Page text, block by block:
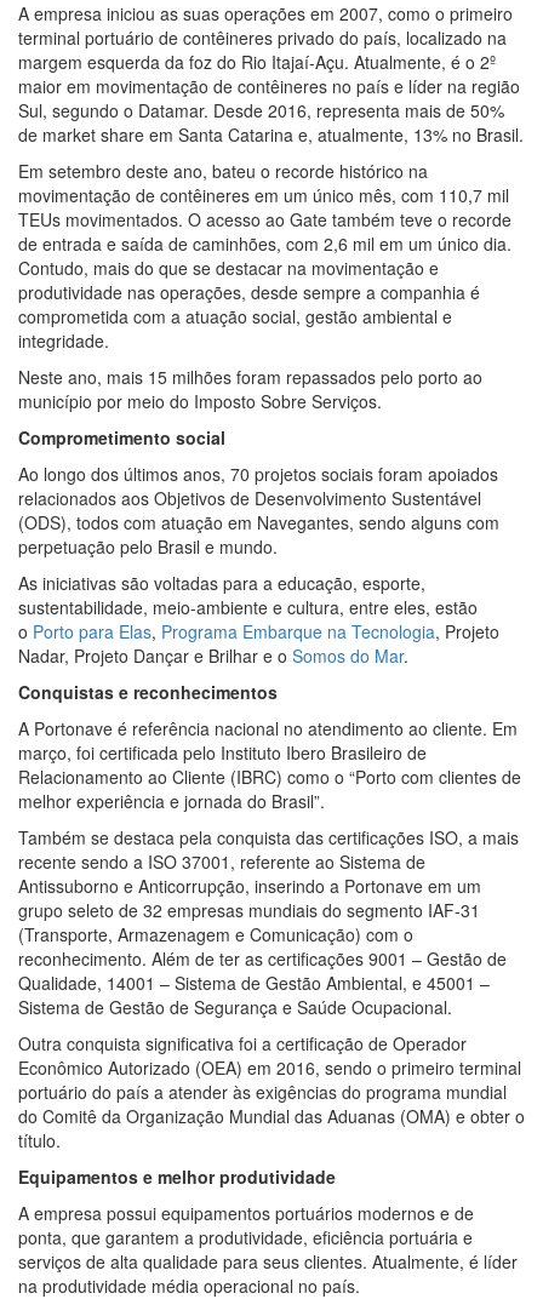
A empresa iniciou as suas operações em 2007, como o primeiro
terminal portuário de contêineres privado do país, localizado na
margem esquerda da foz do Rio Itajaí-Açu. Atualmente, é o 2º
maior em movimentação de contêineres no país e líder na região
Sul, segundo o Datamar. Desde 2016, representa mais de 50%
de market share em Santa Catarina e, atualmente, 13% no Brasil.
Em setembro deste ano, bateu o recorde histórico na
movimentação de contêineres em um único mês, com 110,7 mil
TEUs movimentados. O acesso ao Gate também teve o recorde
de entrada e saída de caminhões, com 2,6 mil em um único dia.
Contudo, mais do que se destacar na movimentação e
produtividade nas operações, desde sempre a companhia é
comprometida com a atuação social, gestão ambiental e
integridade.
Neste ano, mais 15 milhões foram repassados pelo porto ao
município por meio do Imposto Sobre Serviços.
Comprometimento social
Ao longo dos últimos anos, 70 projetos sociais foram apoiados
relacionados aos Objetivos de Desenvolvimento Sustentável
(ODS), todos com atuação em Navegantes, sendo alguns com
perpetuação pelo Brasil e mundo.
As iniciativas são voltadas para a educação, esporte,
sustentabilidade, meio-ambiente e cultura, entre eles, estão
o Porto para Elas, Programa Embarque na Tecnologia, Projeto
Nadar, Projeto Dançar e Brilhar e o Somos do Mar.
Conquistas e reconhecimentos
A Portonave é referência nacional no atendimento ao cliente. Em
março, foi certificada pelo Instituto Ibero Brasileiro de
Relacionamento ao Cliente (IBRC) como o “Porto com clientes de
melhor experiência e jornada do Brasil”.
Também se destaca pela conquista das certificações ISO, a mais
recente sendo a ISO 37001, referente ao Sistema de
Antissuborno e Anticorrupção, inserindo a Portonave em um
grupo seleto de 32 empresas mundiais do segmento IAF-31
(Transporte, Armazenagem e Comunicação) com o
reconhecimento. Além de ter as certificações 9001 – Gestão de
Qualidade, 14001 – Sistema de Gestão Ambiental, e 45001 –
Sistema de Gestão de Segurança e Saúde Ocupacional.
Outra conquista significativa foi a certificação de Operador
Econômico Autorizado (OEA) em 2016, sendo o primeiro terminal
portuário do país a atender às exigências do programa mundial
do Comitê da Organização Mundial das Aduanas (OMA) e obter o
título.
Equipamentos e melhor produtividade
A empresa possui equipamentos portuários modernos e de
ponta, que garantem a produtividade, eficiência portuária e
serviços de alta qualidade para seus clientes. Atualmente, é líder
na produtividade média operacional no país.